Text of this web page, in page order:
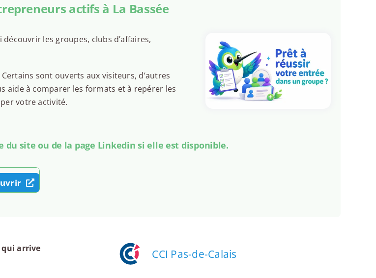
actifs à La Bassée
les groupes, clubs d’affaires,
sont ouverts aux visiteurs, d’autres
aide à comparer les formats et à repérer les
votre activité.
site ou de la page Linkedin si elle est disponible.
qui arrive
CCI Pas-de-Calais